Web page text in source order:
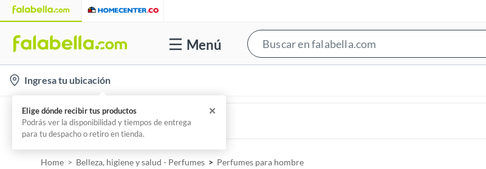
Menú
e
Ingresa tu ubicación
LATTAFA
Perfume Art Of Universe Unisex 100ML Lattafa
Amber Oud
Home Belleza, higiene y salud - Perfumes Perfumes para hombre